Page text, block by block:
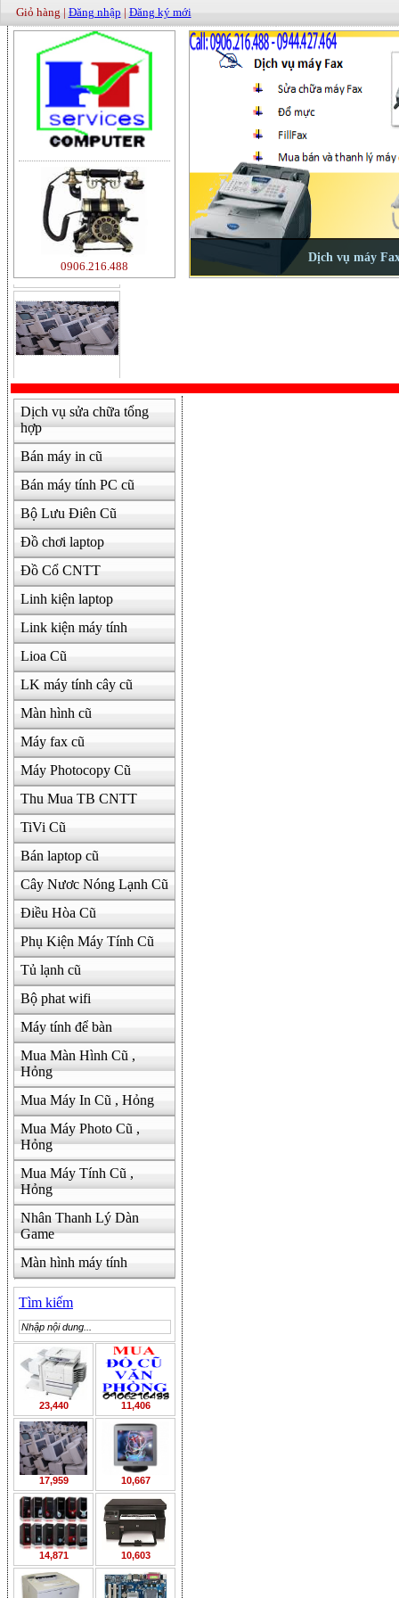
Giỏ hàng | Đăng nhập | Đăng ký mới
0906.216.488
500000
Dịch vụ sửa chữa tổng
hợp
Bán máy in cũ
Bán máy tính PC cũ
Bộ Lưu Điên Cũ
Đồ chơi laptop
Đồ Cổ CNTT
Linh kiện laptop
Link kiện máy tính
Lioa Cũ
LK máy tính cây cũ
Màn hình cũ
Máy fax cũ
Máy Photocopy Cũ
Thu Mua TB CNTT
TiVi Cũ
Bán laptop cũ
Cây Nươc Nóng Lạnh Cũ
Điều Hòa Cũ
Phụ Kiện Máy Tính Cũ
Tủ lạnh cũ
Bộ phat wifi
Máy tính để bàn
Mua Màn Hình Cũ ,
Hỏng
Mua Máy In Cũ , Hỏng
Mua Máy Photo Cũ ,
Hỏng
Mua Máy Tính Cũ ,
Hỏng
Nhân Thanh Lý Dàn
Game
Màn hình máy tính
Tìm kiếm
23,440 11,406
17,959 10,667
14,871 10,603